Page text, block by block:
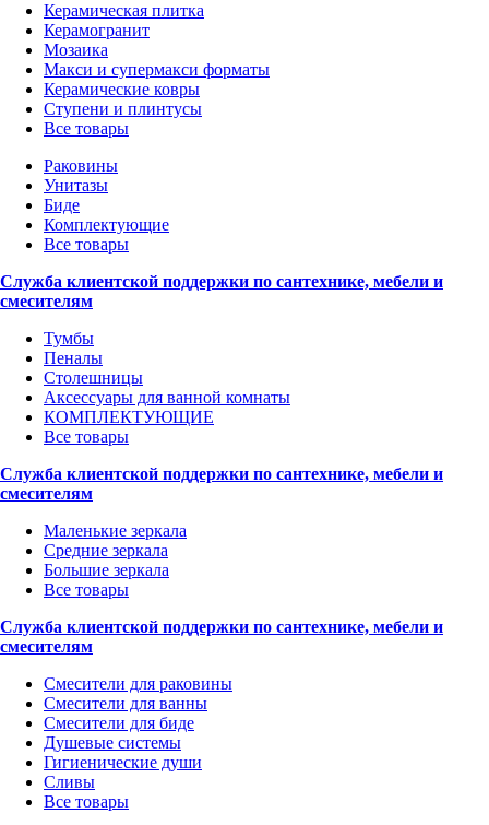
Керамическая плитка
Керамогранит
Мозаика
Макси и супермакси форматы
Керамические ковры
Ступени и плинтусы
Все товары
Раковины
Унитазы
Биде
Комплектующие
Все товары
Служба клиентской поддержки по сантехнике, мебели и
смесителям
Тумбы
Пеналы
Столешницы
Аксессуары для ванной комнаты
КОМПЛЕКТУЮЩИЕ
Все товары
Служба клиентской поддержки по сантехнике, мебели и
смесителям
Маленькие зеркала
Средние зеркала
Большие зеркала
Все товары
Служба клиентской поддержки по сантехнике, мебели и
смесителям
Смесители для раковины
Смесители для ванны
Смесители для биде
Душевые системы
Гигиенические души
Сливы
Все товары